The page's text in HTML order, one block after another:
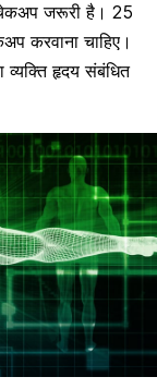
चेकअप जरूरी है। 25
करवाना चाहिए।
व्यक्ति हृदय संबंधित